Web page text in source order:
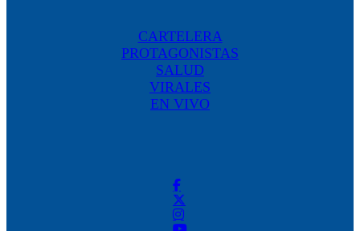
CARTELERA
PROTAGONISTAS
SALUD
VIRALES
EN VIVO